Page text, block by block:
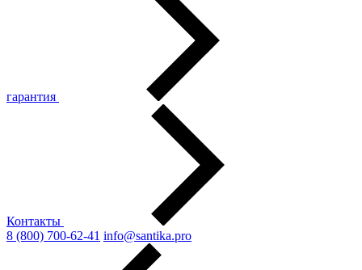
гарантия
Контакты
8 (800) 700-62-41 info@santika.pro